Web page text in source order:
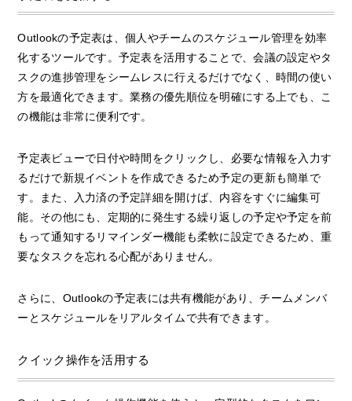
Outlookの予定表は、個人やチームのスケジュール管理を効率
化するツールです。予定表を活用することで、会議の設定やタ
スクの進捗管理をシームレスに行えるだけでなく、時間の使い
方を最適化できます。業務の優先順位を明確にする上でも、こ
の機能は非常に便利です。
予定表ビューで日付や時間をクリックし、必要な情報を入力す
るだけで新規イベントを作成できるため予定の更新も簡単で
す。また、入力済の予定詳細を開けば、内容をすぐに編集可
能。その他にも、定期的に発生する繰り返しの予定や予定を前
もって通知するリマインダー機能も柔軟に設定できるため、重
要なタスクを忘れる心配がありません。
さらに、Outlookの予定表には共有機能があり、チームメンバ
ーとスケジュールをリアルタイムで共有できます。
クイック操作を活用する